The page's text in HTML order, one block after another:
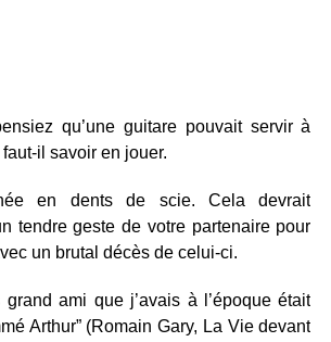
qu’une guitare pouvait servir à
il savoir en jouer.
en dents de scie. Cela devrait
tendre geste de votre partenaire pour
un brutal décès de celui-ci.
grand ami que j’avais à l’époque était
Arthur” (Romain Gary, La Vie devant